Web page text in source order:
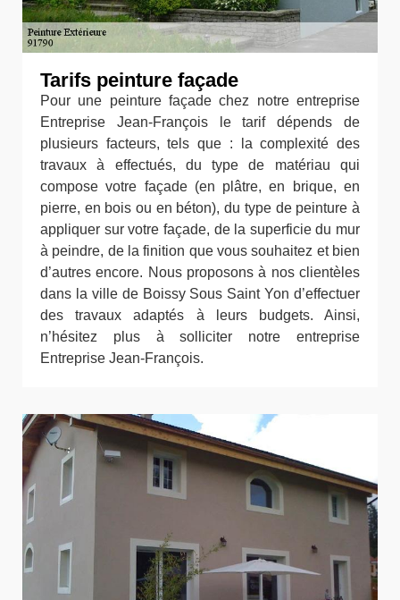
Tarifs peinture façade
Pour une peinture façade chez notre entreprise
Entreprise Jean-François le tarif dépends de
plusieurs facteurs, tels que : la complexité des
travaux à effectués, du type de matériau qui
compose votre façade (en plâtre, en brique, en
pierre, en bois ou en béton), du type de peinture à
appliquer sur votre façade, de la superficie du mur
à peindre, de la finition que vous souhaitez et bien
d’autres encore. Nous proposons à nos clientèles
dans la ville de Boissy Sous Saint Yon d’effectuer
des travaux adaptés à leurs budgets. Ainsi,
n’hésitez plus à solliciter notre entreprise
Entreprise Jean-François.